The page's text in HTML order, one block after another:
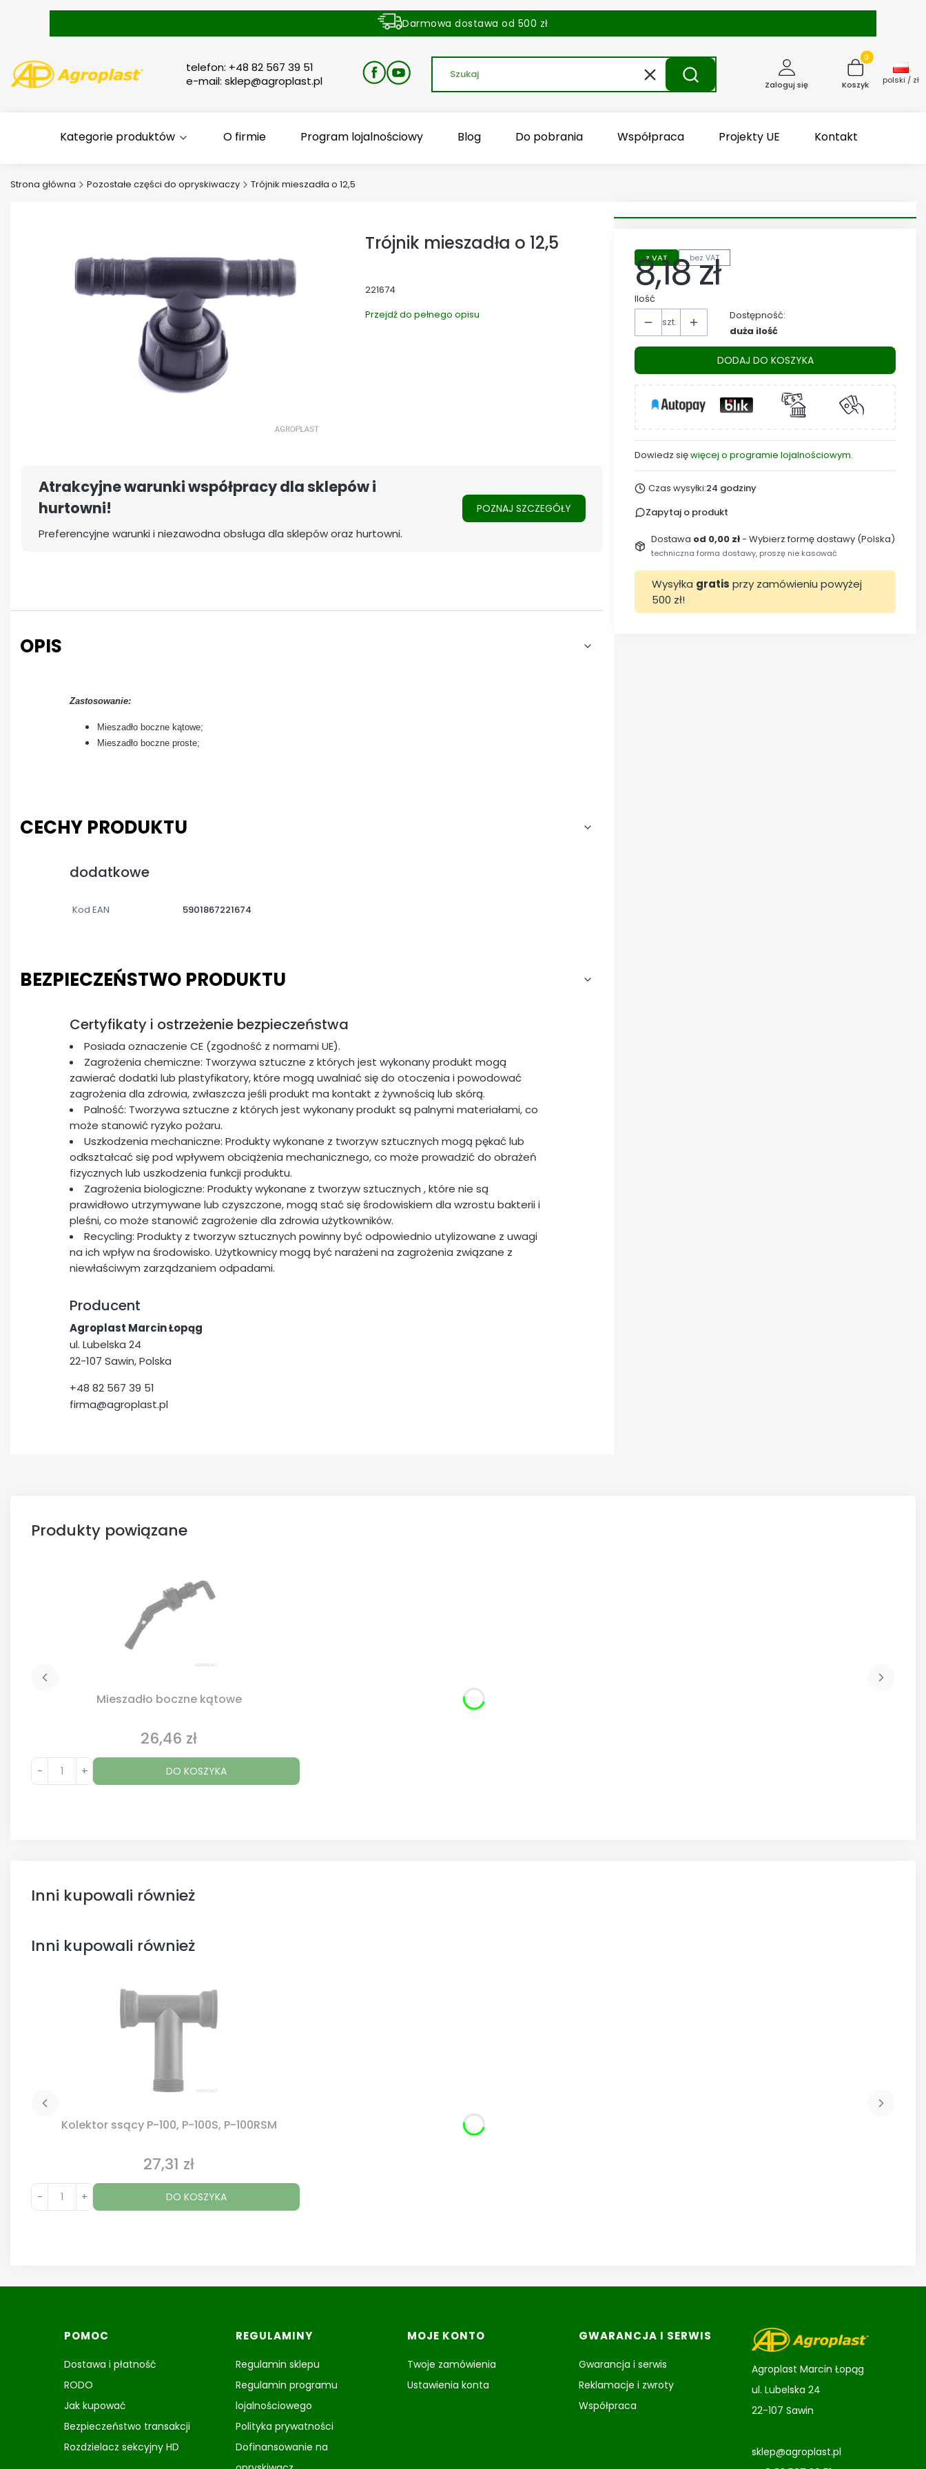
Darmowa dostawa od 500 zł
telefon: +48 82 567 39 51
e-mail: sklep@agroplast.pl
WyczyśćSzukaj Zaloguj się
Produkty w
Koszyk polski / zł
Kategorie produktów O firmie Program lojalnościowy Blog Do pobrania Współpraca Projekty UE Kontakt
Strona główna Pozostałe części do opryskiwaczy Trójnik mieszadła o 12,5
Trójnik mieszadła o 12,5
221674
Przejdź do pełnego opisu
Atrakcyjne warunki współpracy dla sklepów i
hurtowni!
Preferencyjne warunki i niezawodna obsługa dla sklepów oraz hurtowni.
POZNAJ SZCZEGÓŁY
OPIS
Zastosowanie:
Mieszadło boczne kątowe;
Mieszadło boczne proste;
CECHY PRODUKTU
dodatkowe
Kod EAN 5901867221674
BEZPIECZEŃSTWO PRODUKTU
Certyfikaty i ostrzeżenie bezpieczeństwa
Posiada oznaczenie CE (zgodność z normami UE).
Zagrożenia chemiczne: Tworzywa sztuczne z których jest wykonany produkt mogą
zawierać dodatki lub plastyfikatory, które mogą uwalniać się do otoczenia i powodować
zagrożenia dla zdrowia, zwłaszcza jeśli produkt ma kontakt z żywnością lub skórą.
Palność: Tworzywa sztuczne z których jest wykonany produkt są palnymi materiałami, co
może stanowić ryzyko pożaru.
Uszkodzenia mechaniczne: Produkty wykonane z tworzyw sztucznych mogą pękać lub
odkształcać się pod wpływem obciążenia mechanicznego, co może prowadzić do obrażeń
fizycznych lub uszkodzenia funkcji produktu.
Zagrożenia biologiczne: Produkty wykonane z tworzyw sztucznych , które nie są
prawidłowo utrzymywane lub czyszczone, mogą stać się środowiskiem dla wzrostu bakterii i
pleśni, co może stanowić zagrożenie dla zdrowia użytkowników.
Recycling: Produkty z tworzyw sztucznych powinny być odpowiednio utylizowane z uwagi
na ich wpływ na środowisko. Użytkownicy mogą być narażeni na zagrożenia związane z
niewłaściwym zarządzaniem odpadami.
Producent
Agroplast Marcin Łopąg
ul. Lubelska 24
22-107 Sawin, Polska
+48 82 567 39 51
firma@agroplast.pl
z VAT bez VAT
Cena
8,18 zł
Ilość
szt.
Dostępność:
duża ilość
DODAJ DO KOSZYKA
Dowiedz sięwięcej o programie lojalnościowym.
Czas wysyłki:24 godziny
Zapytaj o produkt
Dostawa od 0,00 zł- Wybierz formę dostawy (Polska)
techniczna forma dostawy, proszę nie kasować
Wysyłka gratis przy zamówieniu powyżej
500 zł!
Produkty powiązane
Mieszadło boczne kątowe
Cena
26,46 zł
- + DO KOSZYKA
Inni kupowali również
Inni kupowali również
Kolektor ssący P-100, P-100S, P-100RSM
Cena
27,31 zł
- + DO KOSZYKA
Linki w stopce
POMOC
Dostawa i płatność
RODO
Jak kupować
Bezpieczeństwo transakcji
Rozdzielacz sekcyjny HD
REGULAMINY
Regulamin sklepu
Regulamin programu
lojalnościowego
Polityka prywatności
Dofinansowanie na
MOJE KONTO
Twoje zamówienia
Ustawienia konta
GWARANCJA I SERWIS
Gwarancja i serwis
Reklamacje i zwroty
Współpraca
Agroplast Marcin Łopąg
ul. Lubelska 24
22-107 Sawin
sklep@agroplast.pl